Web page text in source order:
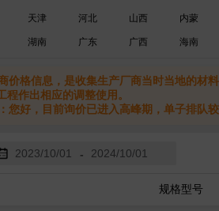
天津 河北 山西 内蒙
湖南 广东 广西 海南
价格信息，是收集生产厂商当时当地的材
程作出相应的调整使用。
您好，目前询价已进入高峰期，单子排队
-
规格型号